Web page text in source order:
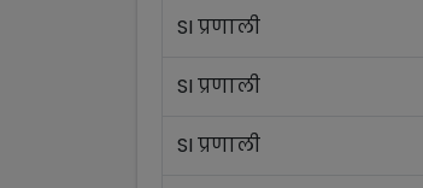
SI प्रणाली
SI प्रणाली
SI प्रणाली